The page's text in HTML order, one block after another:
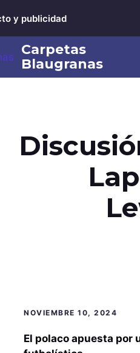
y publicidad
NOVIEMBRE 10, 2024
El polaco apuesta por